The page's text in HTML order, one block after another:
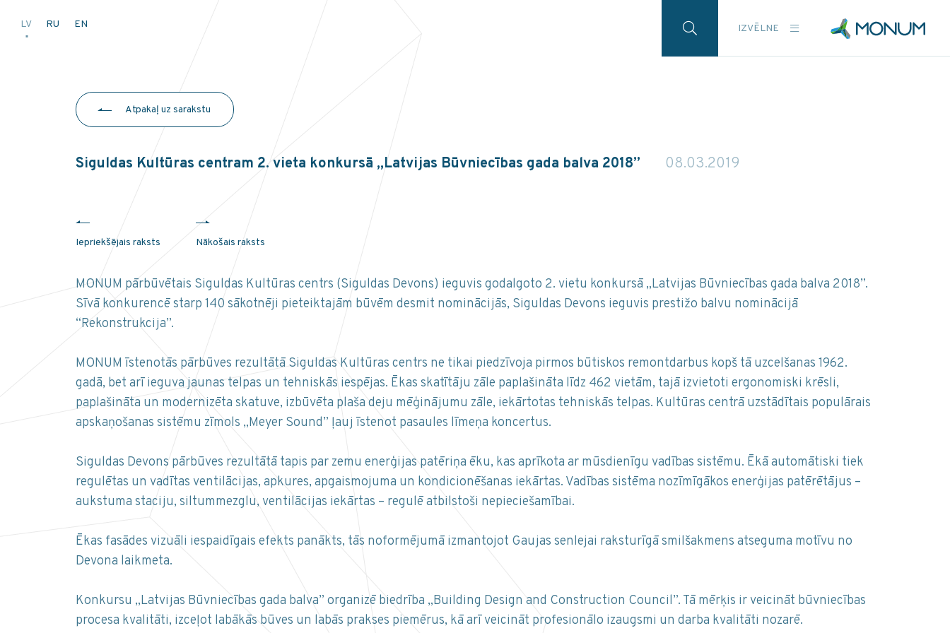
LV RU EN IZVĒLNE
Atpakaļ uz sarakstu
Siguldas Kultūras centram 2. vieta konkursā „Latvijas Būvniecības gada balva 2018” 08.03.2019
Iepriekšējais raksts Nākošais raksts
MONUM pārbūvētais Siguldas Kultūras centrs (Siguldas Devons) ieguvis godalgoto 2. vietu konkursā „Latvijas Būvniecības gada balva 2018”.
Sīvā konkurencē starp 140 sākotnēji pieteiktajām būvēm desmit nominācijās, Siguldas Devons ieguvis prestižo balvu nominācijā
“Rekonstrukcija”.
MONUM īstenotās pārbūves rezultātā Siguldas Kultūras centrs ne tikai piedzīvoja pirmos būtiskos remontdarbus kopš tā uzcelšanas 1962.
gadā, bet arī ieguva jaunas telpas un tehniskās iespējas. Ēkas skatītāju zāle paplašināta līdz 462 vietām, tajā izvietoti ergonomiski krēsli,
paplašināta un modernizēta skatuve, izbūvēta plaša deju mēģinājumu zāle, iekārtotas tehniskās telpas. Kultūras centrā uzstādītais populārais
apskaņošanas sistēmu zīmols „Meyer Sound” ļauj īstenot pasaules līmeņa koncertus.
Siguldas Devons pārbūves rezultātā tapis par zemu enerģijas patēriņa ēku, kas aprīkota ar mūsdienīgu vadības sistēmu. Ēkā automātiski tiek
regulētas un vadītas ventilācijas, apkures, apgaismojuma un kondicionēšanas iekārtas. Vadības sistēma nozīmīgākos enerģijas patērētājus –
aukstuma staciju, siltummezglu, ventilācijas iekārtas – regulē atbilstoši nepieciešamībai.
Ēkas fasādes vizuāli iespaidīgais efekts panākts, tās noformējumā izmantojot Gaujas senlejai raksturīgā smilšakmens atseguma motīvu no
Devona laikmeta.
Konkursu „Latvijas Būvniecības gada balva” organizē biedrība „Building Design and Construction Council”. Tā mērķis ir veicināt būvniecības
procesa kvalitāti, izceļot labākās būves un labās prakses piemērus, kā arī veicināt profesionālo izaugsmi un darba kvalitāti nozarē.